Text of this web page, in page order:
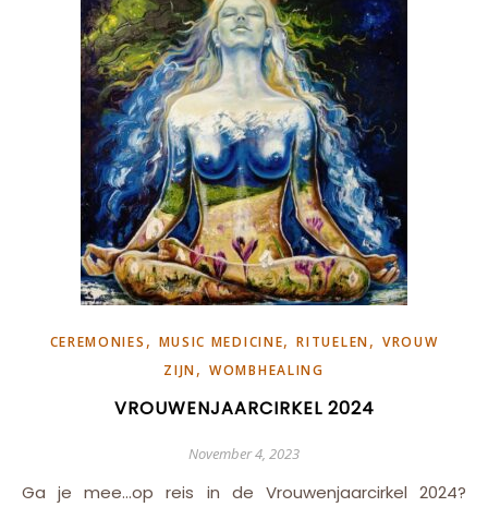
CEREMONIES , MUSIC MEDICINE,RITUELEN, VROUW
ZIJN,WOMBHEALING
VROUWENJAARCIRKEL 2024
November 4, 2023
Ga je mee…op reis in de Vrouwenjaarcirkel 2024?